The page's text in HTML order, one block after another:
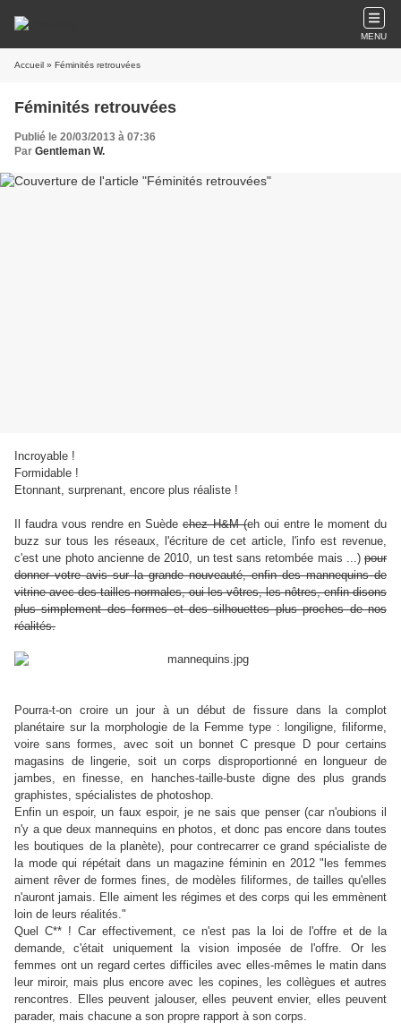
MENU
Accueil » Féminités retrouvées
Féminités retrouvées
Publié le 20/03/2013 à 07:36
Par Gentleman W.
Incroyable !
Formidable !
Etonnant, surprenant, encore plus réaliste !
Il faudra vous rendre en Suèdechez H&M (eh oui entre le moment du
buzz sur tous les réseaux, l'écriture de cet article, l'info est revenue,
c'est une photo ancienne de 2010, un test sans retombée mais ...) pour
donner votre avis sur la grande nouveauté, enfin des mannequins de
vitrine avec des tailles normales, oui les vôtres, les nôtres, enfin disons
plus simplement des formes et des silhouettes plus proches de nos
réalités.
Pourra-t-on croire un jour à un début de fissure dans la complot
planétaire sur la morphologie de la Femme type : longiligne, filiforme,
voire sans formes, avec soit un bonnet C presque D pour certains
magasins de lingerie, soit un corps disproportionné en longueur de
jambes, en finesse, en hanches-taille-buste digne des plus grands
graphistes, spécialistes de photoshop.
Enfin un espoir, un faux espoir, je ne sais que penser (car n'oubions il
n'y a que deux mannequins en photos, et donc pas encore dans toutes
les boutiques de la planète), pour contrecarrer ce grand spécialiste de
la mode qui répétait dans un magazine féminin en 2012 "les femmes
aiment rêver de formes fines, de modèles filiformes, de tailles qu'elles
n'auront jamais. Elle aiment les régimes et des corps qui les emmènent
loin de leurs réalités."
Quel C** ! Car effectivement, ce n'est pas la loi de l'offre et de la
demande, c'était uniquement la vision imposée de l'offre. Or les
femmes ont un regard certes difficiles avec elles-mêmes le matin dans
leur miroir, mais plus encore avec les copines, les collègues et autres
rencontres. Elles peuvent jalouser, elles peuvent envier, elles peuvent
parader, mais chacune a son propre rapport à son corps.